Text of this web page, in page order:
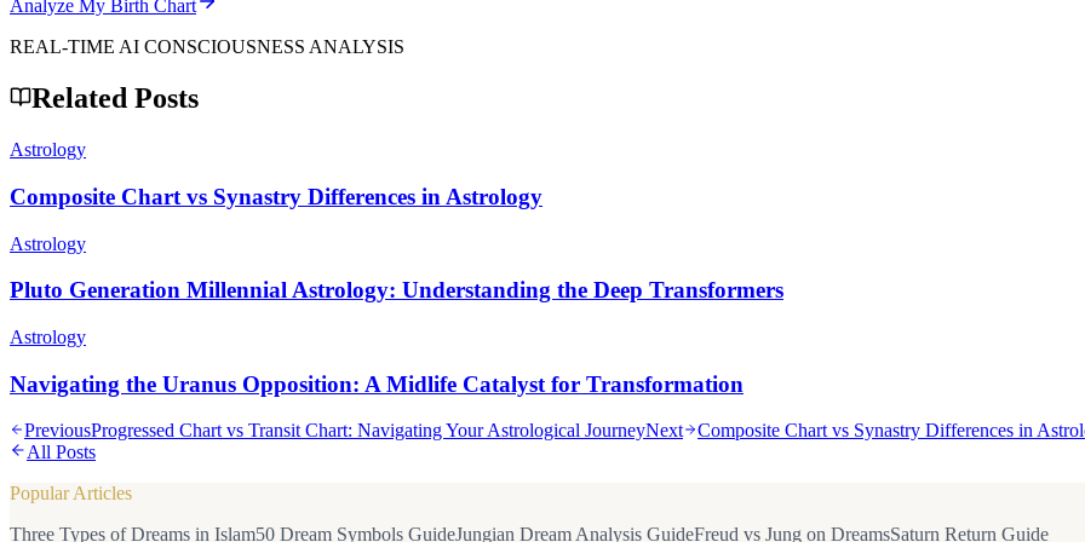
Analyze My Birth Chart
REAL-TIME AI CONSCIOUSNESS ANALYSIS
Related Posts
Astrology
Composite Chart vs Synastry Differences in Astrology
Astrology
Pluto Generation Millennial Astrology: Understanding the Deep Transformers
Astrology
Navigating the Uranus Opposition: A Midlife Catalyst for Transformation
PreviousProgressed Chart vs Transit Chart: Navigating Your Astrological JourneyNext
Composite Chart vs Synastry Differences in
All Posts
Popular Articles
Three Types of Dreams in Islam50 Dream Symbols GuideJungian Dream Analysis GuideFreud vs Jung on DreamsSaturn Return Guide